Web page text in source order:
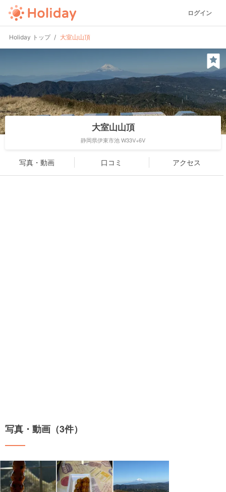
ログイン
Holiday トップ 大室山山頂
大室山山頂
静岡県伊東市池 W33V+6V
写真・動画 口コミ アクセス
写真・動画（3件）